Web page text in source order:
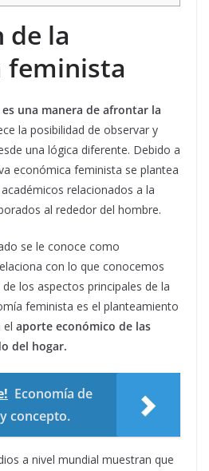
de la
feminista
es una manera de afrontar la
la posibilidad de observar y
una lógica diferente. Debido a
económica feminista se plantea
relacionados a la
al rededor del hombre.
se le conoce como
con lo que conocemos
los aspectos principales de la
feminista es el planteamiento
el aporte económico de las
del hogar.
Economía de
concepto.
a nivel mundial muestran que